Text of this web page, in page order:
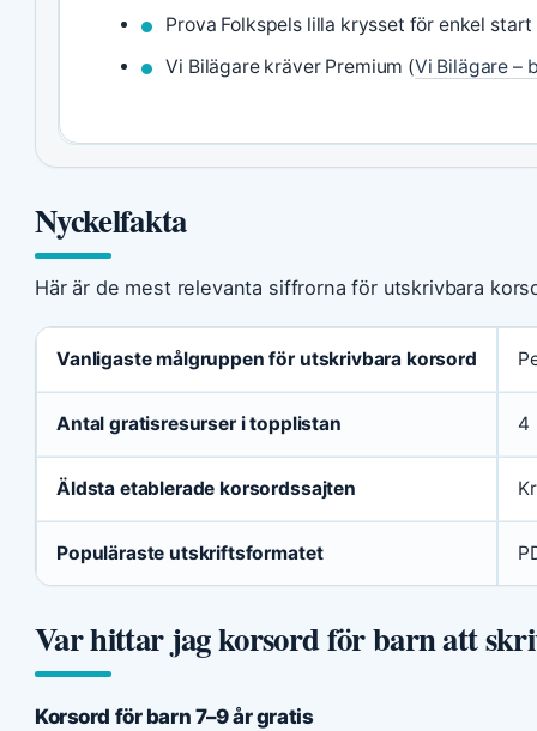
Prova Folkspels lilla krysset för enkel start
Vi Bilägare kräver Premium (Vi Bilägare –
Nyckelfakta
Här är de mest relevanta siffrorna för utskrivbara
Vanligaste målgruppen för utskrivbara korsord
Antal gratisresurser i topplistan 4
Äldsta etablerade korsordssajten
Populäraste utskriftsformatet
Var hittar jag korsord för barn att
Korsord för barn 7–9 år gratis